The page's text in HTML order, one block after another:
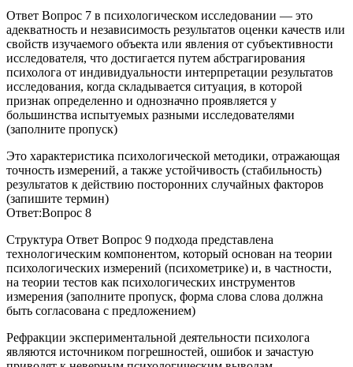
Ответ Вопрос 7 в психологическом исследовании — это
адекватность и независимость результатов оценки качеств или
свойств изучаемого объекта или явления от субъективности
исследователя, что достигается путем абстрагирования
психолога от индивидуальности интерпретации результатов
исследования, когда складывается ситуация, в которой
признак определенно и однозначно проявляется у
большинства испытуемых разными исследователями
(заполните пропуск)
Это характеристика психологической методики, отражающая
точность измерений, а также устойчивость (стабильность)
результатов к действию посторонних случайных факторов
(запишите термин)
Ответ:Вопрос 8
Структура Ответ Вопрос 9 подхода представлена
технологическим компонентом, который основан на теории
психологических измерений (психометрике) и, в частности,
на теории тестов как психологических инструментов
измерения (заполните пропуск, форма слова слова должна
быть согласована с предложением)
Рефракции экспериментальной деятельности психолога
являются источником погрешностей, ошибок и зачастую